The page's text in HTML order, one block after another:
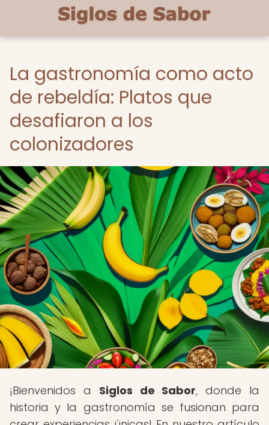
La gastronomía como acto
de rebeldía: Platos que
desafiaron a los
colonizadores
¡Bienvenidos a Siglos de Sabor, donde la
historia y la gastronomía se fusionan para